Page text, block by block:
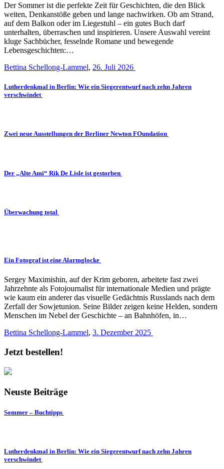
Der Sommer ist die perfekte Zeit für Geschichten, die den Blick
weiten, Denkanstöße geben und lange nachwirken. Ob am Strand,
auf dem Balkon oder im Liegestuhl – ein gutes Buch darf
unterhalten, überraschen und inspirieren. Unsere Auswahl vereint
kluge Sachbücher, fesselnde Romane und bewegende
Lebensgeschichten:…
Bettina Schellong-Lammel, 26. Juli 2026
Lutherdenkmal in Berlin: Wie ein Siegerentwurf nach zehn Jahren
verschwindet
Zwei neue Ausstellungen der Berliner Newton FOundation
Der „Alte Ami“ Rik De Lisle ist gestorben
Überwachung total
Ein Fotograf ist eine Alarmglocke
Sergey Maximishin, auf der Krim geboren, arbeitete fast zwei
Jahrzehnte als Fotojournalist für internationale Medien und prägte
wie kaum ein anderer das visuelle Gedächtnis Russlands nach dem
Zerfall der Sowjetunion. Seine Bilder zeigen keine Helden, sondern
Menschen im Nebel der Geschichte – an Bahnhöfen, in…
Bettina Schellong-Lammel, 3. Dezember 2025
Jetzt bestellen!
Neuste Beiträge
Sommer – Buchtipps
Lutherdenkmal in Berlin: Wie ein Siegerentwurf nach zehn Jahren
verschwindet